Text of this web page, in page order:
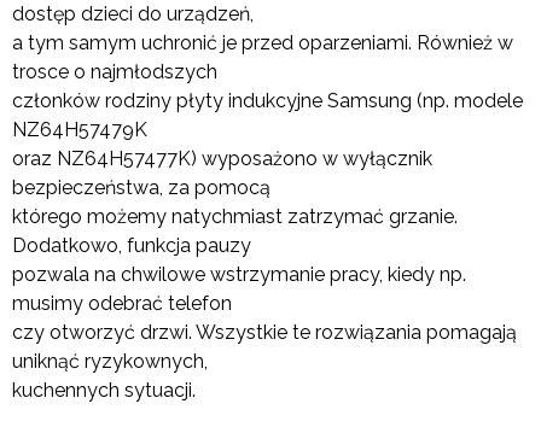
dostęp dzieci do urządzeń,
a tym samym uchronić je przed oparzeniami. Również w
trosce o najmłodszych
członków rodziny płyty indukcyjne Samsung (np. modele
NZ64H57479K
oraz NZ64H57477K) wyposażono w wyłącznik
bezpieczeństwa, za pomocą
którego możemy natychmiast zatrzymać grzanie.
Dodatkowo, funkcja pauzy
pozwala na chwilowe wstrzymanie pracy, kiedy np.
musimy odebrać telefon
czy otworzyć drzwi. Wszystkie te rozwiązania pomagają
uniknąć ryzykownych,
kuchennych sytuacji.